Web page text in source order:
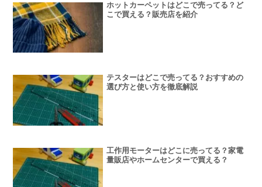
ホットカーペットはどこで売ってる？ど
こで買える？販売店を紹介
テスターはどこで売ってる？おすすめの
選び方と使い方を徹底解説
工作用モーターはどこに売ってる？家電
量販店やホームセンターで買える？